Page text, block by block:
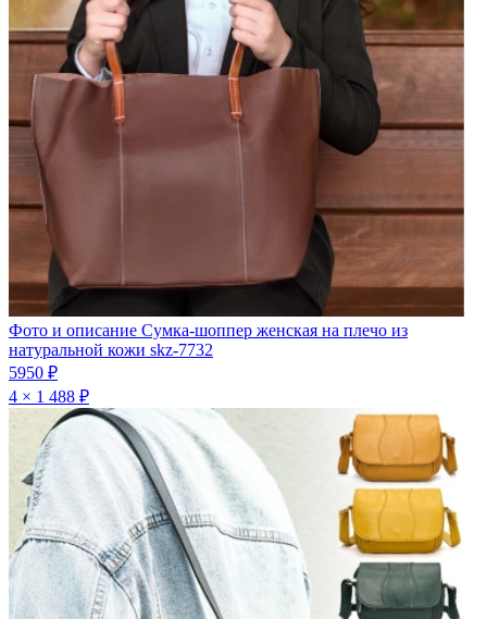
Фото и описание Сумка-шоппер женская на плечо из
натуральной кожи skz-7732
5950 ₽
4 × 1 488 ₽